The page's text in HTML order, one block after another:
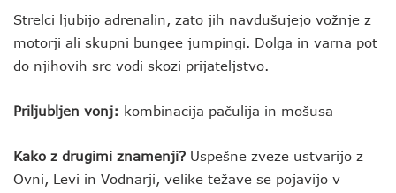
Strelci ljubijo adrenalin, zato jih navdušujejo vožnje z
motorji ali skupni bungee jumpingi. Dolga in varna pot
do njihovih src vodi skozi prijateljstvo.
Priljubljen vonj: kombinacija pačulija in mošusa
Kako z drugimi znamenji? Uspešne zveze ustvarijo z
Ovni, Levi in Vodnarji, velike težave se pojavijo v